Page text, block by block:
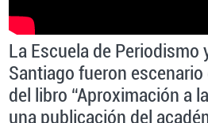
La Escuela de Periodismo
Santiago fueron
del libro “Aproximación a
una publicación del